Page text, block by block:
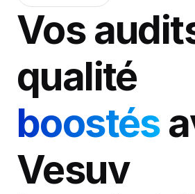
Vos
qualité
boostés
Vesuv